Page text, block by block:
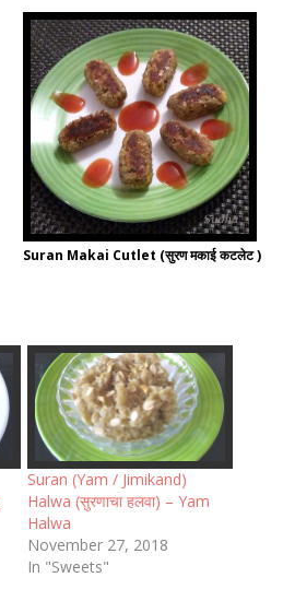
Suran Makai Cutlet (सुरण मकाई कटलेट )
Suran (Yam / Jimikand)
Halwa (सुरणाचा हलवा) – Yam
Halwa
November 27, 2018
In "Sweets"